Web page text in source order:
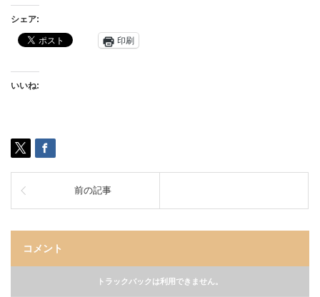
シェア:
印刷
いいね:
前の記事
コメント
トラックバックは利用できません。